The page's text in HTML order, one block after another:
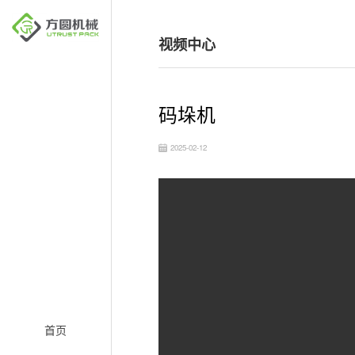
首页
视频中心
码垛机
2025-02-12